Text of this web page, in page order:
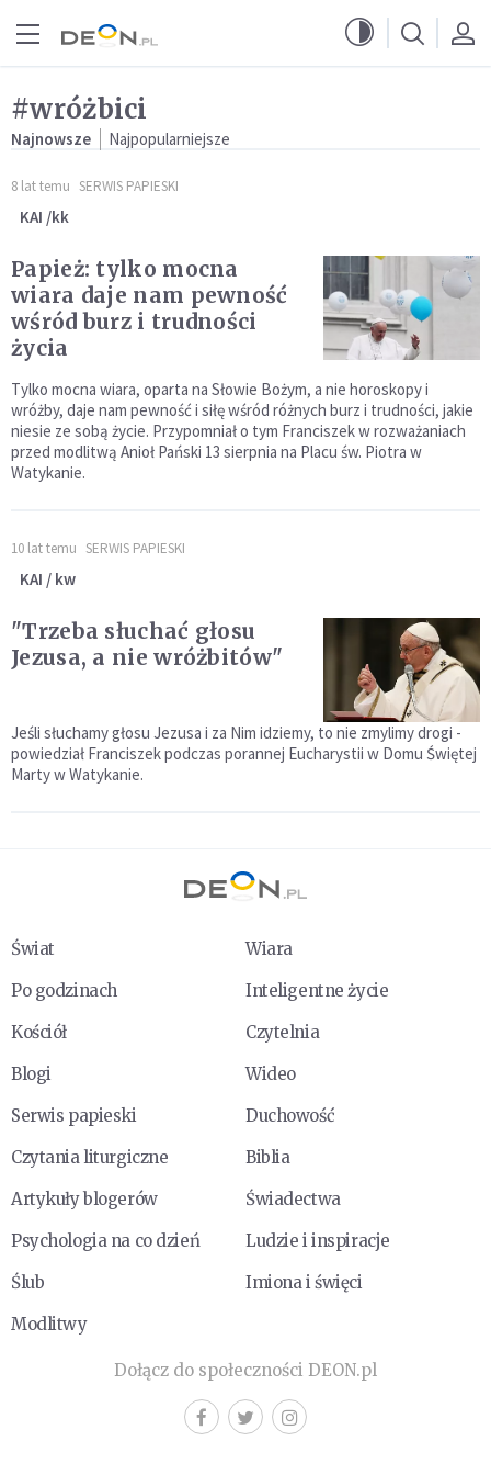
#wróżbici
Najnowsze Najpopularniejsze
8 lat temu SERWIS PAPIESKI
KAI /kk
Papież: tylko mocna
wiara daje nam pewność
wśród burz i trudności
życia
Tylko mocna wiara, oparta na Słowie Bożym, a nie horoskopy i
wróżby, daje nam pewność i siłę wśród różnych burz i trudności, jakie
niesie ze sobą życie. Przypomniał o tym Franciszek w rozważaniach
przed modlitwą Anioł Pański 13 sierpnia na Placu św. Piotra w
Watykanie.
10 lat temu SERWIS PAPIESKI
KAI / kw
"Trzeba słuchać głosu
Jezusa, a nie wróżbitów"
Jeśli słuchamy głosu Jezusa i za Nim idziemy, to nie zmylimy drogi -
powiedział Franciszek podczas porannej Eucharystii w Domu Świętej
Marty w Watykanie.
Świat
Wiara
Po godzinach
Inteligentne życie
Kościół
Czytelnia
Blogi
Wideo
Serwis papieski
Duchowość
Czytania liturgiczne
Biblia
Artykuły blogerów
Świadectwa
Psychologia na co dzień
Ludzie i inspiracje
Ślub
Imiona i święci
Modlitwy
Dołącz do społeczności DEON.pl